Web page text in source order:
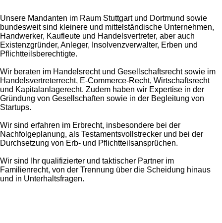
Unsere Mandanten im Raum Stuttgart und Dortmund sowie
bundesweit sind kleinere und mittelständische Unternehmen,
Handwerker, Kaufleute und Handelsvertreter, aber auch
Existenzgründer, Anleger, Insolvenzverwalter, Erben und
Pflichtteilsberechtigte.
Wir beraten im Handelsrecht und Gesellschaftsrecht sowie im
Handelsvertreterrecht, E-Commerce-Recht, Wirtschaftsrecht
und Kapitalanlagerecht. Zudem haben wir Expertise in der
Gründung von Gesellschaften sowie in der Begleitung von
Startups.
Wir sind erfahren im Erbrecht, insbesondere bei der
Nachfolgeplanung, als Testamentsvollstrecker und bei der
Durchsetzung von Erb- und Pflichtteilsansprüchen.
Wir sind Ihr qualifizierter und taktischer Partner im
Familienrecht, von der Trennung über die Scheidung hinaus
und in Unterhaltsfragen.